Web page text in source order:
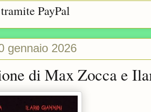
PayPal
gennaio 2026
di Max Zocca e